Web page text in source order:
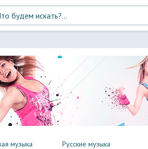
музыка Русские музыка